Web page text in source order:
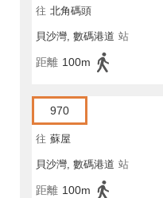
往 北角碼頭
貝沙灣, 數碼港道 站
距離 100m
970
往 蘇屋
貝沙灣, 數碼港道 站
距離 100m